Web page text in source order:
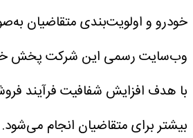
خودرو و اولویت‌بندی متقاضیان
وب‌سایت رسمی این شرکت پخش
با هدف افزایش شفافیت فرآیند
بیشتر برای متقاضیان انجام می‌شود.